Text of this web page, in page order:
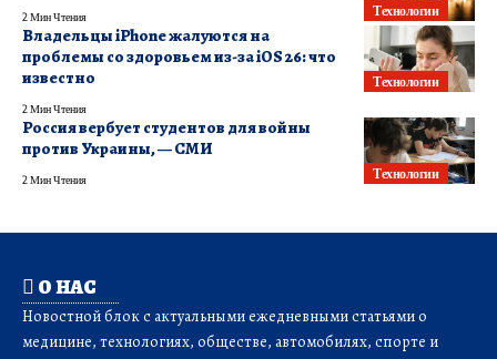
Технологии
2 Мин Чтения
Технологии
Владельцы iPhone жалуются на
проблемы со здоровьем из-за iOS 26: что
известно
2 Мин Чтения
Технологии
Россия вербует студентов для войны
против Украины, — СМИ
2 Мин Чтения
О НАС
Новостной блок с актуальными ежедневными статьями о
медицине, технологиях, обществе, автомобилях, спорте и